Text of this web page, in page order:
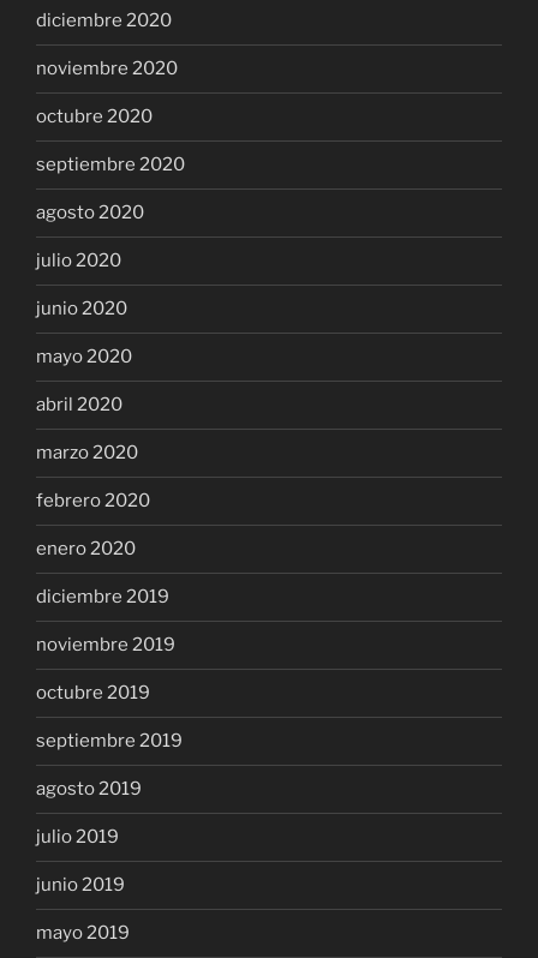
diciembre 2020
noviembre 2020
octubre 2020
septiembre 2020
agosto 2020
julio 2020
junio 2020
mayo 2020
abril 2020
marzo 2020
febrero 2020
enero 2020
diciembre 2019
noviembre 2019
octubre 2019
septiembre 2019
agosto 2019
julio 2019
junio 2019
mayo 2019